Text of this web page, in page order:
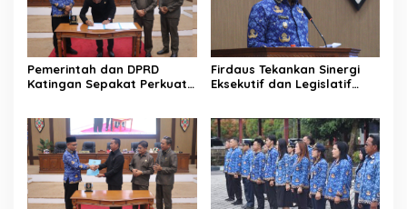
Pemerintah dan DPRD
Katingan Sepakat Perkuat
Firdaus Tekankan Sinergi
Eksekutif dan Legislatif